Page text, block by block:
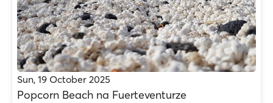
Sun, 19 October 2025
Popcorn Beach na Fuerteventurze